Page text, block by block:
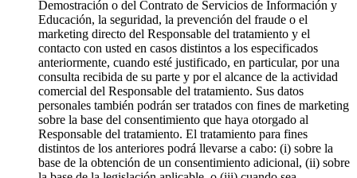
Demostración o del Contrato de Servicios de Información y
Educación, la seguridad, la prevención del fraude o el
marketing directo del Responsable del tratamiento y el
contacto con usted en casos distintos a los especificados
anteriormente, cuando esté justificado, en particular, por una
consulta recibida de su parte y por el alcance de la actividad
comercial del Responsable del tratamiento. Sus datos
personales también podrán ser tratados con fines de marketing
sobre la base del consentimiento que haya otorgado al
Responsable del tratamiento. El tratamiento para fines
distintos de los anteriores podrá llevarse a cabo: (i) sobre la
base de la obtención de un consentimiento adicional, (ii) sobre